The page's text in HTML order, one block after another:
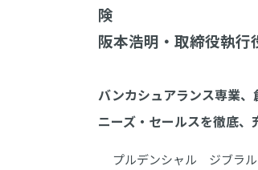
険
阪本浩明・取締役執行
バンカシュアランス専業
ニーズ・セールスを徹底
プルデンシャル ジブラル